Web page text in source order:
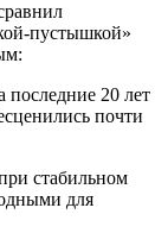
пустышкой»
последние 20 лет
почти
стабильном
для